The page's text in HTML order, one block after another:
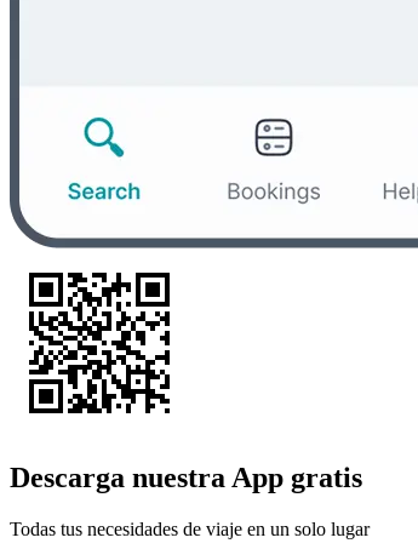
Descarga nuestra App gratis
Todas tus necesidades de viaje en un solo lugar